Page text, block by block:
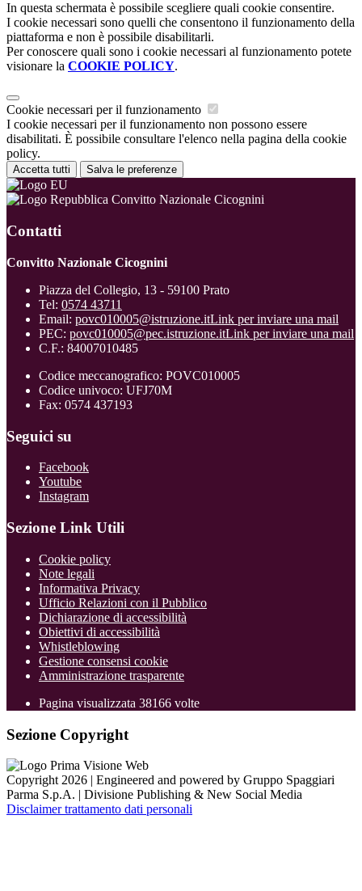
In questa schermata è possibile scegliere quali cookie consentire.
I cookie necessari sono quelli che consentono il funzionamento della
piattaforma e non è possibile disabilitarli.
Per conoscere quali sono i cookie necessari al funzionamento potete
visionare la COOKIE POLICY.
Cookie necessari per il funzionamento
I cookie necessari per il funzionamento non possono essere
disabilitati. È possibile consultare l'elenco nella pagina della cookie
policy.
Accetta tutti Salva le preferenze
Convitto Nazionale Cicognini
Contatti
Convitto Nazionale Cicognini
Piazza del Collegio, 13 - 59100 Prato
Tel: 0574 43711
Email: povc010005@istruzione.itLink per inviare una mail
PEC: povc010005@pec.istruzione.itLink per inviare una mail
C.F.: 84007010485
Codice meccanografico: POVC010005
Codice univoco: UFJ70M
Fax: 0574 437193
Seguici su
Facebook
Youtube
Instagram
Sezione Link Utili
Cookie policy
Note legali
Informativa Privacy
Ufficio Relazioni con il Pubblico
Dichiarazione di accessibilità
Obiettivi di accessibilità
Whistleblowing
Gestione consensi cookie
Amministrazione trasparente
Pagina visualizzata 38166 volte
Sezione Copyright
Copyright 2026 | Engineered and powered by Gruppo Spaggiari
Parma S.p.A. | Divisione Publishing & New Social Media
Disclaimer trattamento dati personali